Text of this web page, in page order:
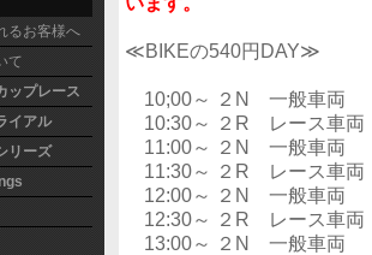
るお客様へ
て
ップレース
イアル
リーズ
≪BIKEの540円DAY≫
10;00～ ２N 一般車両
10:30～ ２R レース車両
11:00～ ２N 一般車両
11:30～ ２R レース車両
12:00～ ２N 一般車両
12:30～ ２R レース車両
13:00～ ２N 一般車両